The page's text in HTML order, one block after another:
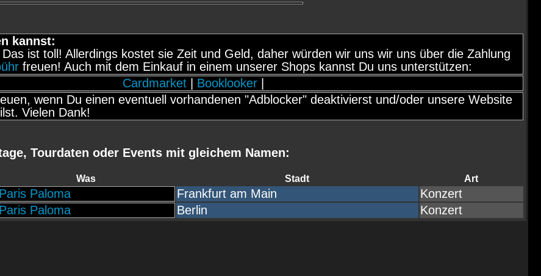
kannst:
ist toll! Allerdings kostet sie Zeit und Geld, daher würden wir uns wir uns über die Zahlung
freuen! Auch mit dem Einkauf in einem unserer Shops kannst Du uns unterstützen:
Cardmarket
Booklooker
wenn Du einen eventuell vorhandenen "Adblocker" deaktivierst und/oder unsere Website
Vielen Dank!
Tourdaten oder Events mit gleichem Namen:
Was Stadt Art
Paris Paloma Frankfurt am Main
Konzert
Paris Paloma Berlin Konzert